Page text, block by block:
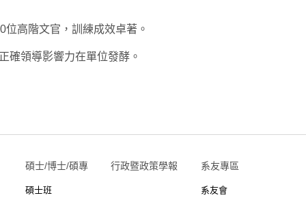
高階文官，訓練成效卓著。
確領導影響力在單位發酵。
碩士/博士/碩專
碩士班
行政暨政策學報 系友專區
系友會